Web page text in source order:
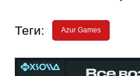
Теги: Azur Games